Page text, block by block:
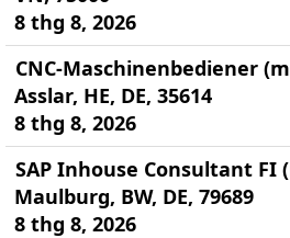
8 thg 8, 2026
CNC-Maschinenbediener
Asslar, HE, DE, 35614
8 thg 8, 2026
SAP Inhouse Consultant FI
Maulburg, BW, DE, 79689
8 thg 8, 2026